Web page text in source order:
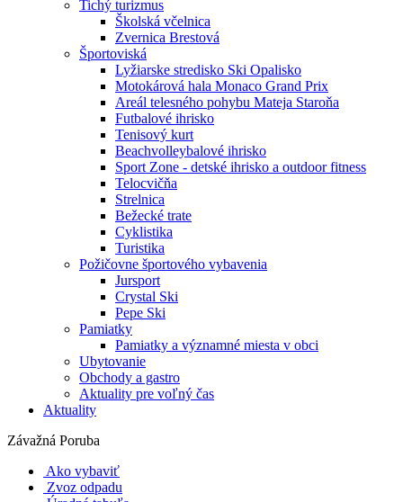
Tichý turizmus
Školská včelnica
Zvernica Brestová
Športoviská
Lyžiarske stredisko Ski Opalisko
Motokárová hala Monaco Grand Prix
Areál telesného pohybu Mateja Staroňa
Futbalové ihrisko
Tenisový kurt
Beachvolleybalové ihrisko
Sport Zone - detské ihrisko a outdoor fitness
Telocvičňa
Strelnica
Bežecké trate
Cyklistika
Turistika
Požičovne športového vybavenia
Jursport
Crystal Ski
Pepe Ski
Pamiatky
Pamiatky a významné miesta v obci
Ubytovanie
Obchody a gastro
Aktuality pre voľný čas
Aktuality
Závažná Poruba
Ako vybaviť
Zvoz odpadu